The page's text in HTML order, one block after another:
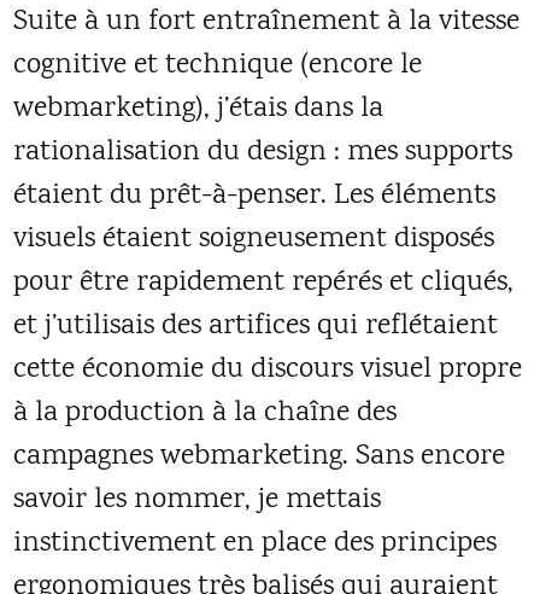
Suite à un fort entraînement à la vitesse
cognitive et technique (encore le
webmarketing), j’étais dans la
rationalisation du design : mes supports
étaient du prêt-à-penser. Les éléments
visuels étaient soigneusement disposés
pour être rapidement repérés et cliqués,
et j’utilisais des artifices qui reflétaient
cette économie du discours visuel propre
à la production à la chaîne des
campagnes webmarketing. Sans encore
savoir les nommer, je mettais
instinctivement en place des principes